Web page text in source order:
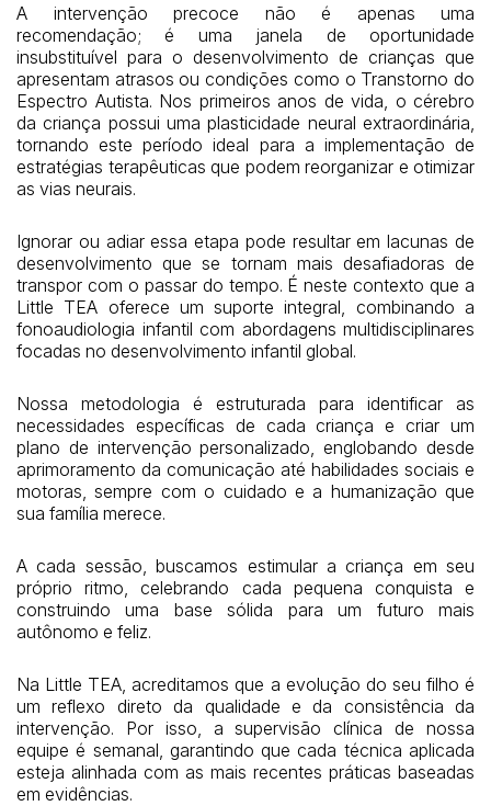
A intervenção precoce não é apenas uma
recomendação; é uma janela de oportunidade
insubstituível para o desenvolvimento de crianças que
apresentam atrasos ou condições como o Transtorno do
Espectro Autista. Nos primeiros anos de vida, o cérebro
da criança possui uma plasticidade neural extraordinária,
tornando este período ideal para a implementação de
estratégias terapêuticas que podem reorganizar e otimizar
as vias neurais.
Ignorar ou adiar essa etapa pode resultar em lacunas de
desenvolvimento que se tornam mais desafiadoras de
transpor com o passar do tempo. É neste contexto que a
Little TEA oferece um suporte integral, combinando a
fonoaudiologia infantil com abordagens multidisciplinares
focadas no desenvolvimento infantil global.
Nossa metodologia é estruturada para identificar as
necessidades específicas de cada criança e criar um
plano de intervenção personalizado, englobando desde
aprimoramento da comunicação até habilidades sociais e
motoras, sempre com o cuidado e a humanização que
sua família merece.
A cada sessão, buscamos estimular a criança em seu
próprio ritmo, celebrando cada pequena conquista e
construindo uma base sólida para um futuro mais
autônomo e feliz.
Na Little TEA, acreditamos que a evolução do seu filho é
um reflexo direto da qualidade e da consistência da
intervenção. Por isso, a supervisão clínica de nossa
equipe é semanal, garantindo que cada técnica aplicada
esteja alinhada com as mais recentes práticas baseadas
em evidências.